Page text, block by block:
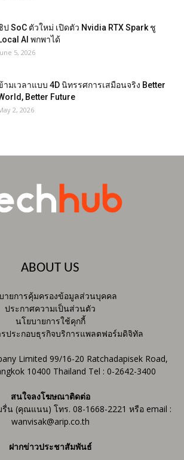
ป SoC ตัวใหม่ เปิดตัว Nvidia RTX Spark ชู
AI พกพาได้
5, 2026
ามเวลาแบบ 4D นิทรรศการเสมือนจริง Better
Better Future
2, 2026
ABOUT US
ายการคุ้มครองข้อมูลส่วนบุคคล
ประกาศความเป็นส่วนตัว
นโยบายการใช้คุกกี้
ประกอบธุรกิจบริการแพลตฟอร์มดิจิทัล
Limited 99/16-20 Ratchadapisek Road,
10400 Thailand Tel : 0-2642-3400
สนใจลงโฆษณาติดต่อ
น (คุณแนน) โทร. 08-1668-2221 หรือ email :
wanvisak@arip.co.th
ฝากข่าวประชาสัมพันธ์